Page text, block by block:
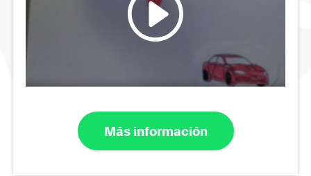
Más información